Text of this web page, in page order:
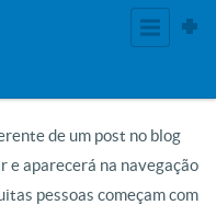
de um post no blog
e aparecerá na navegação
pessoas começam com